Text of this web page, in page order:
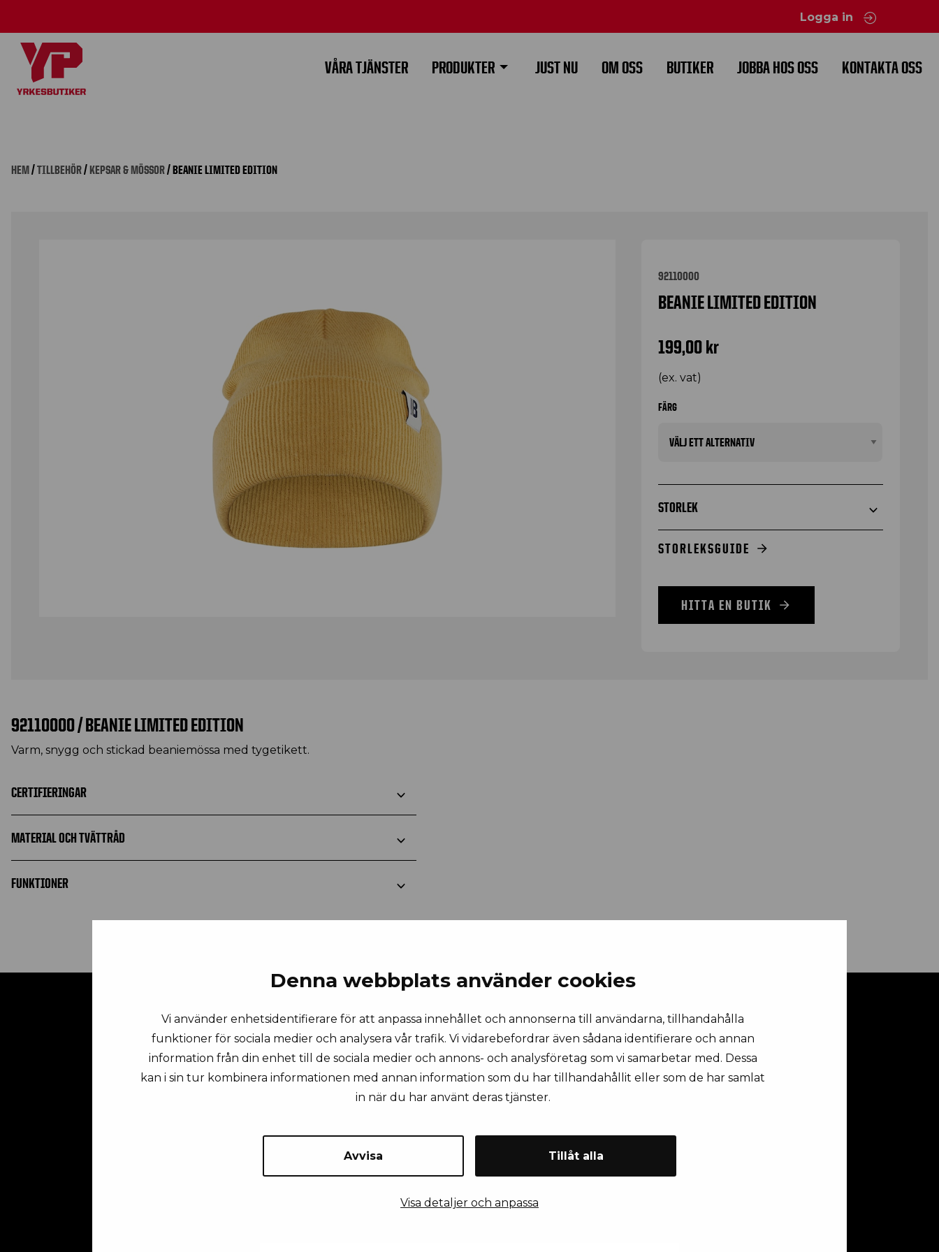
Denna webbplats använder cookies
Vi använder enhetsidentifierare för att anpassa innehållet och annonserna till användarna, tillhandahålla
funktioner för sociala medier och analysera vår trafik. Vi vidarebefordrar även sådana identifierare och annan
information från din enhet till de sociala medier och annons- och analysföretag som vi samarbetar med. Dessa
kan i sin tur kombinera informationen med annan information som du har tillhandahållit eller som de har samlat
in när du har använt deras tjänster.
Avvisa Tillåt alla
Visa detaljer och anpassa
Logga in
VÅRA TJÄNSTER PRODUKTER JUST NU OM OSS BUTIKER JOBBA HOS OSS KONTAKTA OSS
HEM/TILLBEHÖR/KEPSAR & MÖSSOR/ BEANIE LIMITED EDITION
92110000
BEANIE LIMITED EDITION
199,00 kr
(ex. vat)
FÄRG
STORLEK
STORLEKSGUIDE
HITTA EN BUTIK
92110000 / BEANIE LIMITED EDITION
Varm, snygg och stickad beaniemössa med tygetikett.
CERTIFIERINGAR
MATERIAL OCH TVÄTTRÅD
FUNKTIONER
KONTAKTA OSS
Förnamn Efternamn